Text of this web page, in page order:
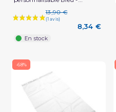
(5 avis)
13,90 €
8,34 €
En stock
-68%